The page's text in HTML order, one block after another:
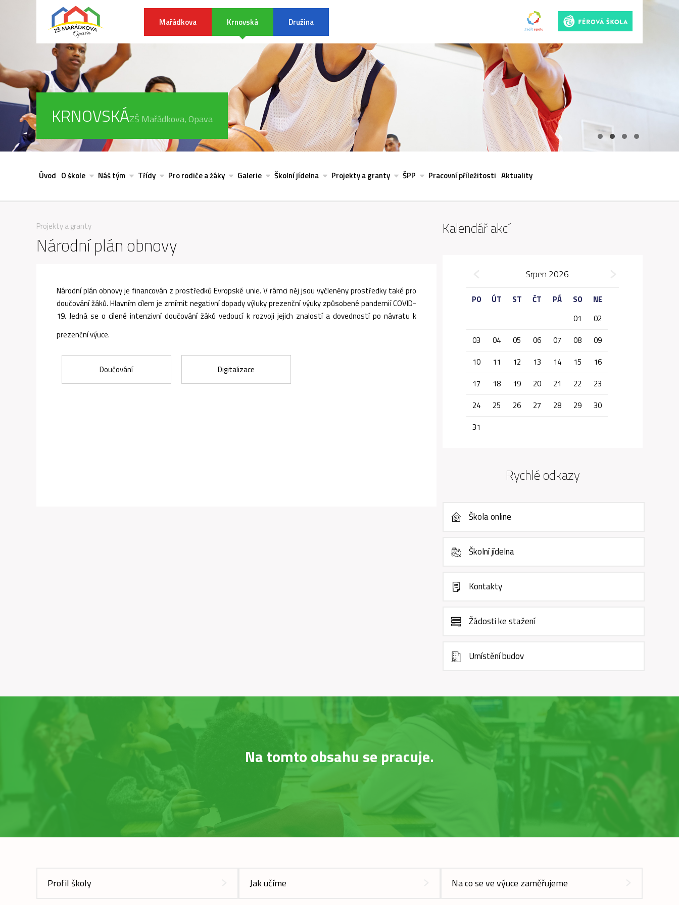
Mařádkova Krnovská Družina
KRNOVSKÁZŠ Mařádkova, Opava
Úvod O škole Náš tým Třídy Pro rodiče a žáky Galerie Školní jídelna Projekty a granty ŠPP Pracovní příležitosti Aktuality
Projekty a granty
Národní plán obnovy
Národní plán obnovy je financován z prostředků Evropské unie. V rámci něj jsou vyčleněny prostředky také pro
doučování žáků. Hlavním cílem je zmírnit negativní dopady výluky prezenční výuky způsobené pandemií COVID-
19. Jedná se o cílené intenzivní doučování žáků vedoucí k rozvoji jejich znalostí a dovedností po návratu k
prezenční výuce.
Doučování Digitalizace
Kalendář akcí
Srpen 2026
PO ÚT ST ČT PÁ SO
NE
01
02
03
04 05 06 07 08
09
10
11 12 13 14 15
16
17
18 19 20 21 22
23
24
25 26 27 28 29
30
31
Rychlé odkazy
Škola online
Školní jídelna
Kontakty
Žádosti ke stažení
Umístění budov
Na tomto obsahu se pracuje.
Profil školy Jak učíme Na co se ve výuce zaměřujeme